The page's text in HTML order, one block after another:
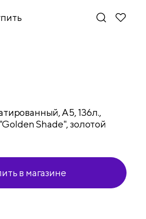
А5, 136л.,
Shade", золотой
в магазине